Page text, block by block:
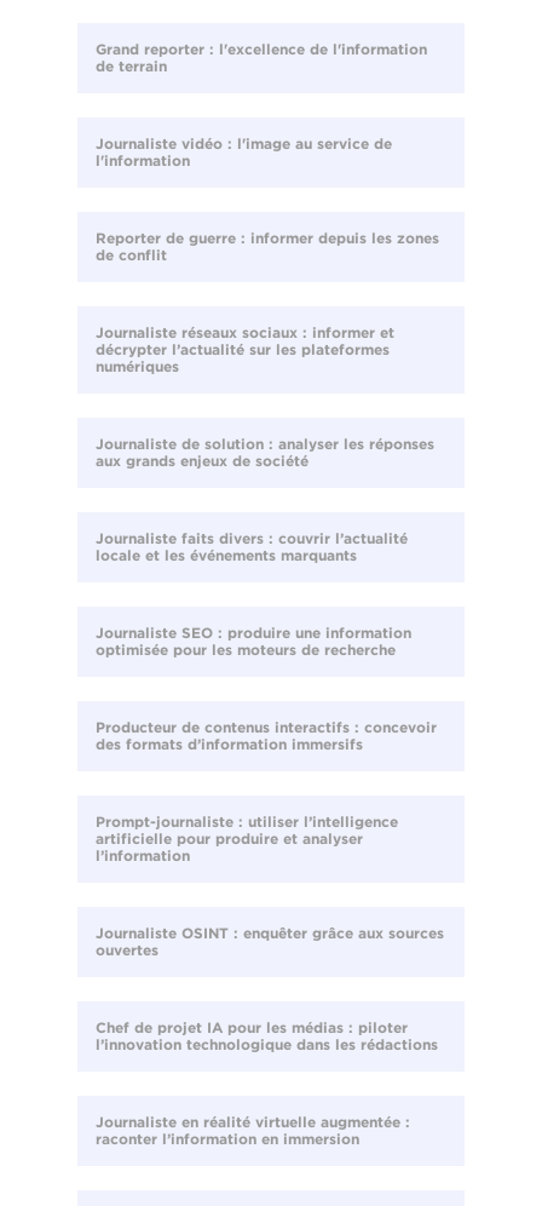
Grand reporter : l'excellence de l'information
de terrain
Journaliste vidéo : l'image au service de
l'information
Reporter de guerre : informer depuis les zones
de conflit
Journaliste réseaux sociaux : informer et
décrypter l’actualité sur les plateformes
numériques
Journaliste de solution : analyser les réponses
aux grands enjeux de société
Journaliste faits divers : couvrir l’actualité
locale et les événements marquants
Journaliste SEO : produire une information
optimisée pour les moteurs de recherche
Producteur de contenus interactifs : concevoir
des formats d’information immersifs
Prompt-journaliste : utiliser l’intelligence
artificielle pour produire et analyser
l’information
Journaliste OSINT : enquêter grâce aux sources
ouvertes
Chef de projet IA pour les médias : piloter
l’innovation technologique dans les rédactions
Journaliste en réalité virtuelle augmentée :
raconter l’information en immersion